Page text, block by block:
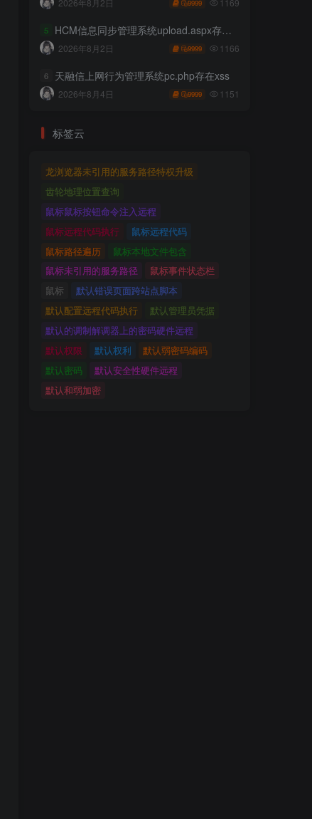
9999
5 HCM信息同步管理系统upload.aspx存在任意文件上传
2026年8月2日 9999 1166
6 天融信上网行为管理系统pc.php存在xss
2026年8月4日 9999 1151
标签云
龙浏览器未引用的服务路径特权升级
齿轮地理位置查询
鼠标鼠标按钮命令注入远程
鼠标远程代码执行
鼠标远程代码
鼠标路径遍历
鼠标本地文件包含
鼠标未引用的服务路径
鼠标事件状态栏
鼠标
默认错误页面跨站点脚本
默认配置远程代码执行
默认管理员凭据
默认的调制解调器上的密码硬件远程
默认权限
默认权利
默认弱密码编码
默认密码
默认安全性硬件远程
默认和弱加密